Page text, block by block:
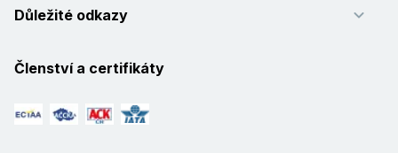
Důležité odkazy
Členství a certifikáty